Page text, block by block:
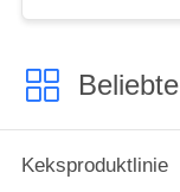
Keksproduktlinie